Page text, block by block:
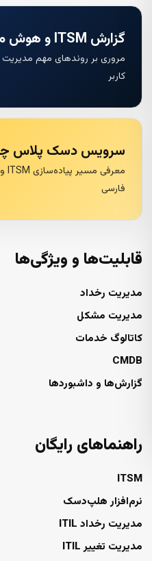
گزارش ITSM و هوش مصنوعی
مروری بر روندهای مهم
کاربر
سرویس دسک پلاس
فارسی
قابلیت‌ها و ویژگی‌ها
مدیریت رخداد
مدیریت مشکل
کاتالوگ خدمات
CMDB
گزارش‌ها و داشبوردها
راهنماهای رایگان
ITSM
نرم‌افزار هلپ‌دسک
مدیریت رخداد ITIL
مدیریت تغییر ITIL